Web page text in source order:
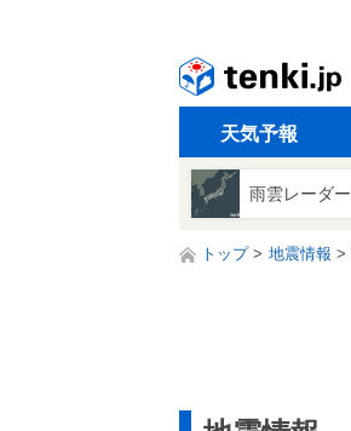
天気予報
雨雲レーダー
トップ 地震情報